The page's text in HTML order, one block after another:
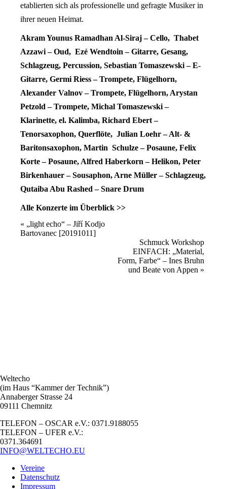
etablierten sich als professionelle und gefragte Musiker in
ihrer neuen Heimat.
Akram Younus Ramadhan Al-Siraj – Cello, Thabet
Azzawi – Oud, Ezé Wendtoin – Gitarre, Gesang,
Schlagzeug, Percussion, Sebastian Tomaszewski – E-
Gitarre, Germi Riess – Trompete, Flügelhorn,
Alexander Valnov – Trompete, Flügelhorn, Arystan
Petzold – Trompete, Michal Tomaszewski –
Klarinette, el. Kalimba, Richard Ebert –
Tenorsaxophon, Querflöte, Julian Loehr – Alt- &
Baritonsaxophon, Martin Schulze – Posaune, Felix
Korte – Posaune, Alfred Haberkorn – Helikon, Peter
Birkenhauer – Sousaphon, Arne Müller – Schlagzeug,
Qutaiba Abu Rashed – Snare Drum
Alle Konzerte im Überblick >>
Veranstaltung
Navigation
« „light echo“ – Jiří Kodjo
Bartovanec [20191011]
Schmuck Workshop
EINFACH: „Material,
Form, Farbe“ – Ines Bruhn
und Beate von Appen »
Weltecho
(im Haus “Kammer der Technik”)
Annaberger Strasse 24
09111 Chemnitz
TELEFON – OSCAR e.V.: 0371.9188055
TELEFON – UFER e.V.:
0371.364691
INFO@WELTECHO.EU
Vereine
Datenschutz
Impressum